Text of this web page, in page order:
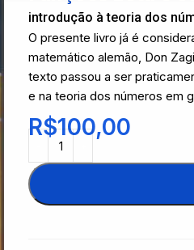
introdução à teoria dos
O presente livro já é
matemático alemão, Don
texto passou a ser
e na teoria dos números em
R$100,00